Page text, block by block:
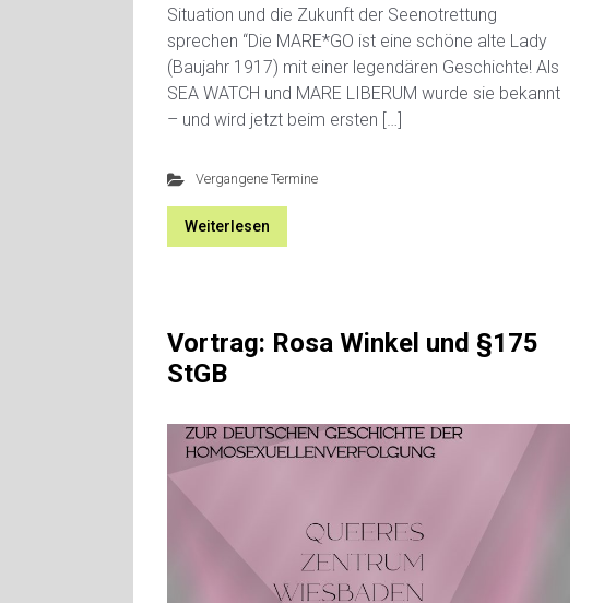
Situation und die Zukunft der Seenotrettung
sprechen “Die MARE*GO ist eine schöne alte Lady
(Baujahr 1917) mit einer legendären Geschichte! Als
SEA WATCH und MARE LIBERUM wurde sie bekannt
– und wird jetzt beim ersten […]
Vergangene Termine
Weiterlesen
Vortrag: Rosa Winkel und §175
StGB